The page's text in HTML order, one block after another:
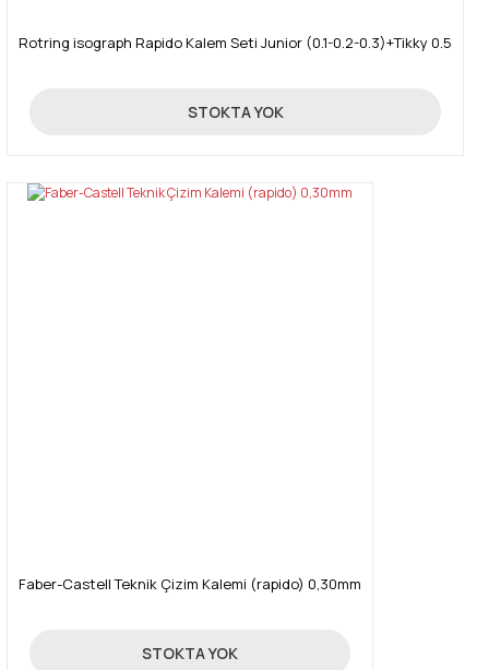
Rotring isograph Rapido Kalem Seti Junior (0.1-0.2-0.3)+Tikky 0.5
2.999,00 TL
STOKTA YOK
Faber-Castell Teknik Çizim Kalemi (rapido) 0,30mm
405,00 TL
STOKTA YOK